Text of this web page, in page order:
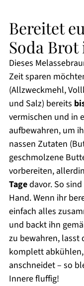
Bereitet
Soda
Dieses
Zeit sparen
(Allzweckmehl,
und Salz) bereits
vermischen und in
aufbewahren, um
nassen Zutaten
geschmolzene
vorbereiten,
Tagedavor. So
Hand. Wenn ihr
einfach alles
und backt ihn
zu bewahren, lasst
komplett
anschneidet – so
Innere fluffig!